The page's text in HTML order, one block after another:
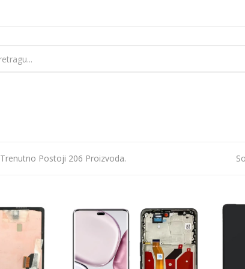
Trenutno Postoji 206 Proizvoda.